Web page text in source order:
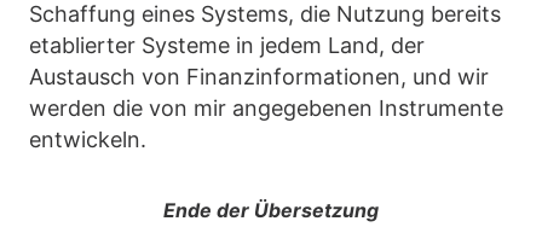
Schaffung eines Systems, die Nutzung bereits
etablierter Systeme in jedem Land, der
Austausch von Finanzinformationen, und wir
werden die von mir angegebenen Instrumente
entwickeln.
Ende der Übersetzung